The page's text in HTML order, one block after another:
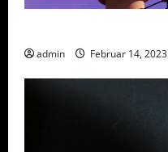
admin Februar 14, 2023